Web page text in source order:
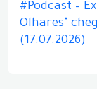
#Podcast –
Olhares"
(17.07.2026)